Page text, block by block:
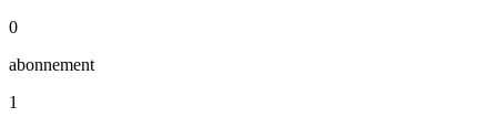
0
abonnement
1